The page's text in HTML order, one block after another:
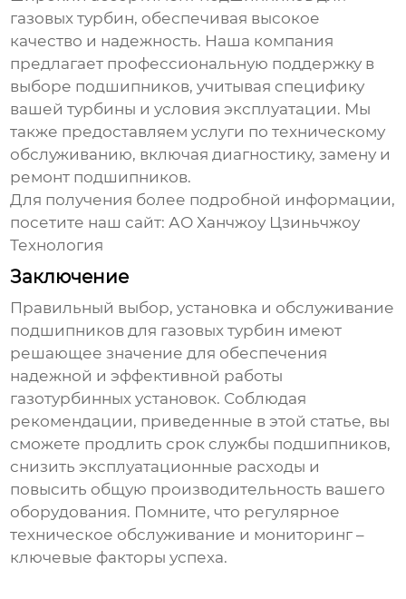
газовых турбин, обеспечивая высокое
качество и надежность. Наша компания
предлагает профессиональную поддержку в
выборе подшипников, учитывая специфику
вашей турбины и условия эксплуатации. Мы
также предоставляем услуги по техническому
обслуживанию, включая диагностику, замену и
ремонт подшипников.
Для получения более подробной информации,
посетите наш сайт:АО Ханчжоу Цзиньчжоу
Технология
Заключение
Правильный выбор, установка и обслуживание
подшипников для газовых турбин имеют
решающее значение для обеспечения
надежной и эффективной работы
газотурбинных установок. Соблюдая
рекомендации, приведенные в этой статье, вы
сможете продлить срок службы подшипников,
снизить эксплуатационные расходы и
повысить общую производительность вашего
оборудования. Помните, что регулярное
техническое обслуживание и мониторинг –
ключевые факторы успеха.